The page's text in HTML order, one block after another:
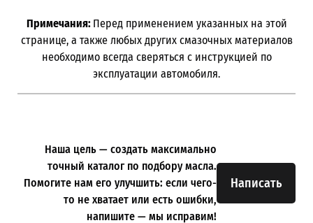
Примечания: Перед применением указанных на этой
странице, а также любых других смазочных материалов
необходимо всегда сверяться с инструкцией по
эксплуатации автомобиля.
Написать
Наша цель — создать максимально
точный каталог по подбору масла.
Помогите нам его улучшить: если чего-
то не хватает или есть ошибки,
напишите — мы исправим!